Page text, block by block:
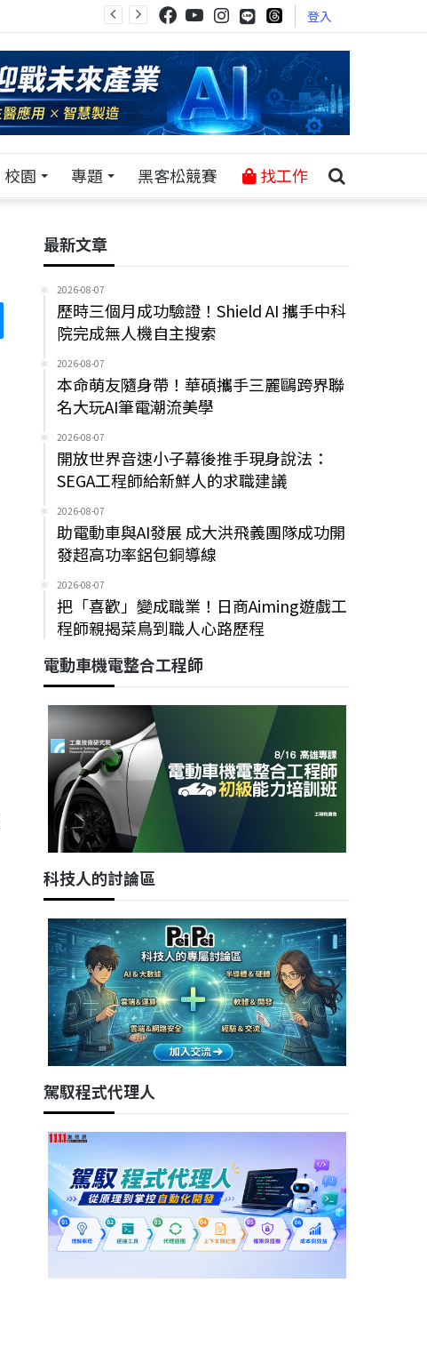
登入
校園 專題 黑客松競賽 找工作
最新文章
2026-08-07
歷時三個月成功驗證！Shield AI 攜手中科
院完成無人機自主搜索
2026-08-07
本命萌友隨身帶！華碩攜手三麗鷗跨界聯
名大玩AI筆電潮流美學
2026-08-07
開放世界音速小子幕後推手現身說法：
SEGA工程師給新鮮人的求職建議
2026-08-07
助電動車與AI發展 成大洪飛義團隊成功開
發超高功率鋁包銅導線
2026-08-07
把「喜歡」變成職業！日商Aiming遊戲工
程師親揭菜鳥到職人心路歷程
電動車機電整合工程師
科技人的討論區
駕馭程式代理人